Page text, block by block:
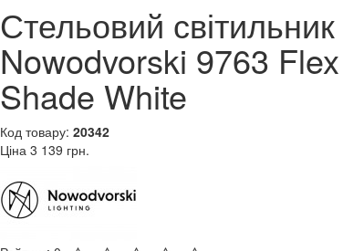
Стельовий світильник
Nowodvorski 9763 Flex
Shade White
Код товару: 20342
Ціна 3 139 грн.